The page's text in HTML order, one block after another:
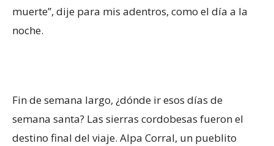
muerte”, dije para mis adentros, como el día a la
noche.
Fin de semana largo, ¿dónde ir esos días de
semana santa? Las sierras cordobesas fueron el
destino final del viaje. Alpa Corral, un pueblito